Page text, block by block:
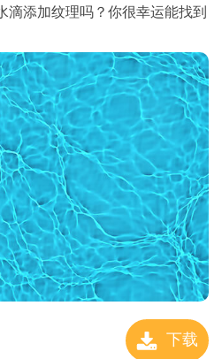
滴添加纹理吗？你很幸运能找到
下载